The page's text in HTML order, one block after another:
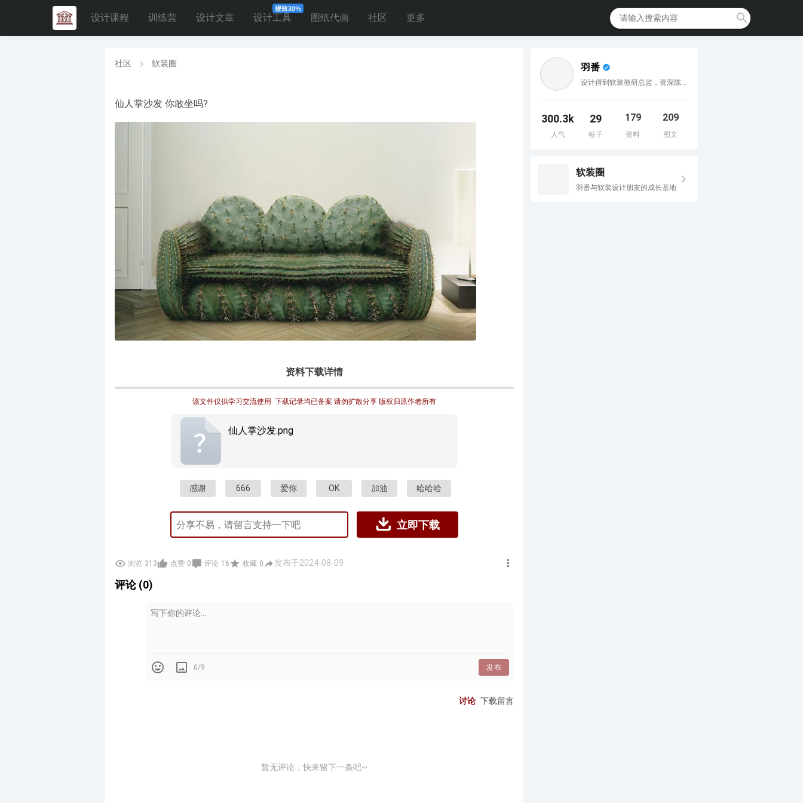
设计课程 训练营 设计文章 设计工具 图纸代画 社区 更多
社区 软装圈
仙人掌沙发 你敢坐吗?
资料下载详情
该文件仅供学习交流使用  下载记录均已备案 请勿扩散分享 版权归原作者所有
仙人掌沙发.png
感谢 666 爱你 OK 加油 哈哈哈
立即下载
浏览 313 点赞 0 评论 16 收藏 0 发布于2024-08-09
评论 (0)
0/9 发布
讨论 下载留言
暂无评论，快来留下一条吧~
羽番
设计得到软装教研总监，资深陈设设计师，IPMP注册国际项目经理
300.3k
人气
29
帖子
179
资料
209
图文
软装圈
羽番与软装设计朋友的成长基地